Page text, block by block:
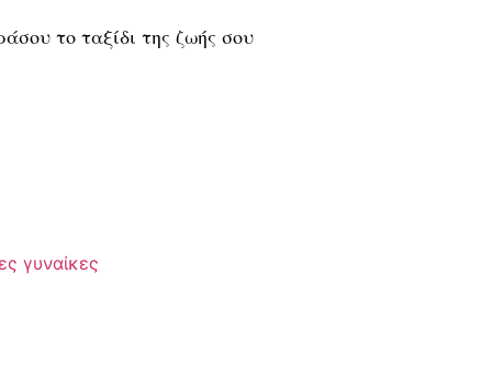
το ταξίδι της ζωής σου
γυναίκες